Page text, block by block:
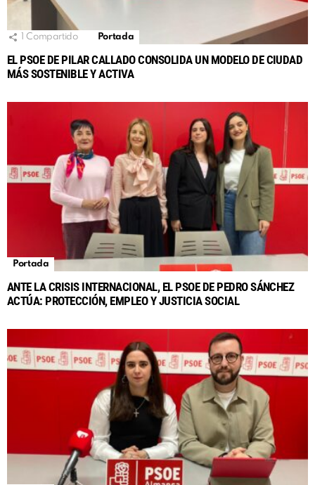
Compartido Portada
EL PSOE DE PILAR CALLADO CONSOLIDA UN MODELO DE CIUDAD
MÁS SOSTENIBLE Y ACTIVA
Portada
ANTE LA CRISIS INTERNACIONAL, EL PSOE DE PEDRO SÁNCHEZ
ACTÚA: PROTECCIÓN, EMPLEO Y JUSTICIA SOCIAL